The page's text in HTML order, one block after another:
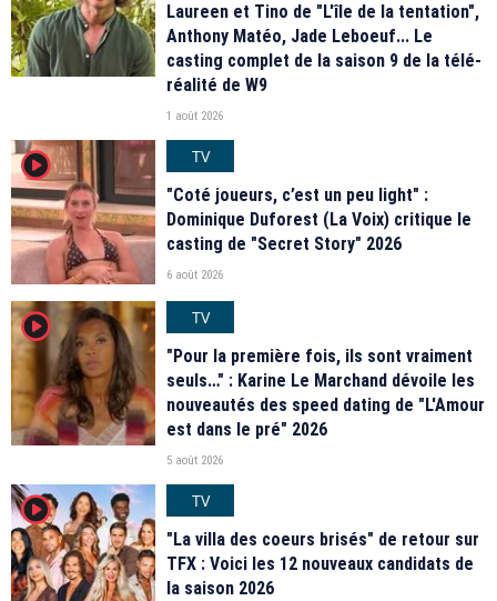
Laureen et Tino de "L'île de la tentation",
Anthony Matéo, Jade Leboeuf... Le
casting complet de la saison 9 de la télé-
réalité de W9
1 août 2026
player2
TV
"Coté joueurs, c’est un peu light" :
Dominique Duforest (La Voix) critique le
casting de "Secret Story" 2026
6 août 2026
player2
TV
"Pour la première fois, ils sont vraiment
seuls…" : Karine Le Marchand dévoile les
nouveautés des speed dating de "L'Amour
est dans le pré" 2026
5 août 2026
player2
TV
"La villa des coeurs brisés" de retour sur
TFX : Voici les 12 nouveaux candidats de
la saison 2026